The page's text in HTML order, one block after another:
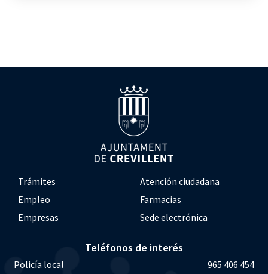
Trámites
Atención ciudadana
Empleo
Farmacias
Empresas
Sede electrónica
Teléfonos de interés
Policía local
965 406 454